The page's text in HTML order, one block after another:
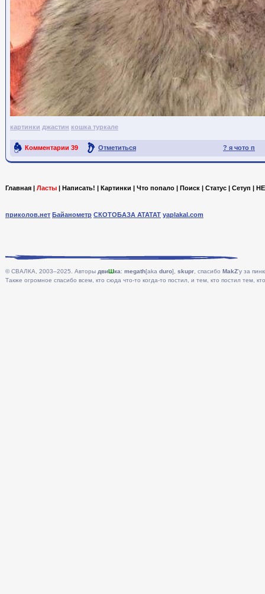
картинки джастин кошка туркале
? я чото п
Комментарии 39 Отметиться
Ссылка на пост
Главная | Ласты | Написать! | Картинки | Что попало | Поиск | Статус | Сетуп |
приколов.нет Байанометр СКОТОБАЗА АТАТАТ yaplakal.com
© СВАЛКА, 2003–2025. Авторы двиШка: megath[aka duro], skupr , спасибо MakZ'у за
Также огромное спасибо всем, кто сюда что-то когда-то постил, и тем, кто постил тем,